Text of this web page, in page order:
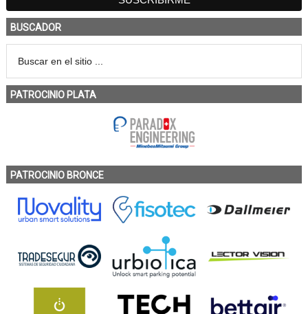
BUSCADOR
PATROCINIO PLATA
PATROCINIO BRONCE